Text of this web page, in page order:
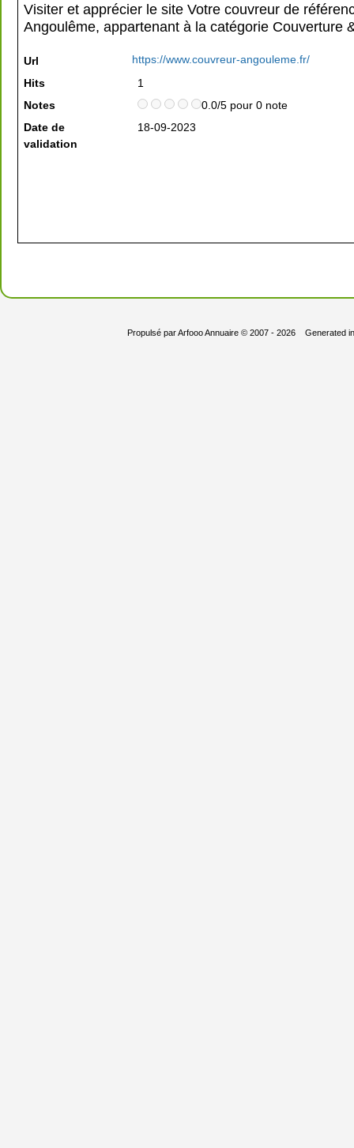
Visiter et apprécier le site Votre couvreur de
Angoulême, appartenant à la catégorie Couverture
Url
https://www.couvreur-angouleme.fr/
Hits
1
Notes
0.0/5 pour 0 note
Date de
validation
18-09-2023
Propulsé parArfooo Annuaire© 2007 - 2026 Generated